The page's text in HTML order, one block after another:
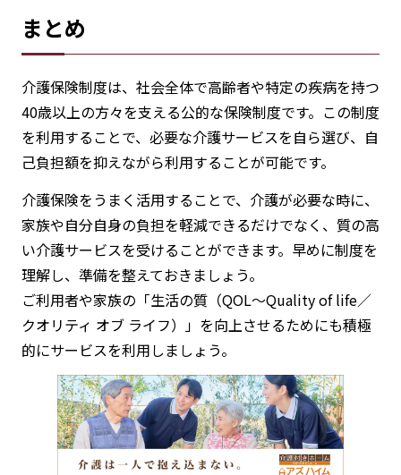
まとめ
介護保険制度は、社会全体で高齢者や特定の疾病を持つ
40歳以上の方々を支える公的な保険制度です。この制度
を利用することで、必要な介護サービスを自ら選び、自
己負担額を抑えながら利用することが可能です。
介護保険をうまく活用することで、介護が必要な時に、
家族や自分自身の負担を軽減できるだけでなく、質の高
い介護サービスを受けることができます。早めに制度を
理解し、準備を整えておきましょう。
ご利用者や家族の「生活の質（QOL～Quality of life／
クオリティ オブ ライフ）」を向上させるためにも積極
的にサービスを利用しましょう。